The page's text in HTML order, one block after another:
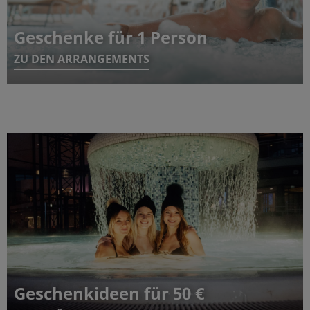
Geschenke für 1 Person
ZU DEN ARRANGEMENTS
Geschenkideen für 50 €